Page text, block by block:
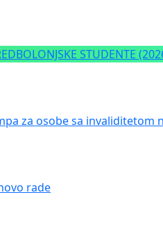
STUDENTE
za osobe sa invaliditetom
rade